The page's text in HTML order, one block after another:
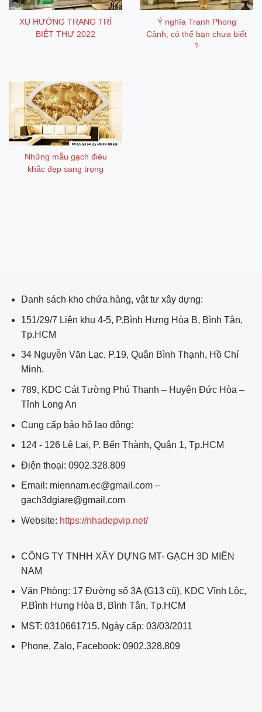
XU HƯỚNG TRANG TRÍ
BIỆT THỰ 2022
Ý nghĩa Tranh Phong
Cảnh, có thể bạn chưa biết
?
Những mẫu gạch điêu
khắc đẹp sang trọng
Danh sách kho chứa hàng, vật tư xây dựng:
151/29/7 Liên khu 4-5, P.Bình Hưng Hòa B, Bình Tân,
Tp.HCM
34 Nguyễn Văn Lạc, P.19, Quận Bình Thạnh, Hồ Chí
Minh.
789, KDC Cát Tường Phú Thạnh – Huyện Đức Hòa –
Tỉnh Long An
Cung cấp bảo hộ lao động:
124 - 126 Lê Lai, P. Bến Thành, Quận 1, Tp.HCM
Điện thoại: 0902.328.809
Email: miennam.ec@gmail.com –
gach3dgiare@gmail.com
Website: https://nhadepvip.net/
CÔNG TY TNHH XÂY DỰNG MT- GẠCH 3D MIỀN
NAM
Văn Phòng: 17 Đường số 3A (G13 cũ), KDC Vĩnh Lộc,
P.Bình Hưng Hòa B, Bình Tân, Tp.HCM
MST: 0310661715. Ngày cấp: 03/03/2011
Phone, Zalo, Facebook: 0902.328.809